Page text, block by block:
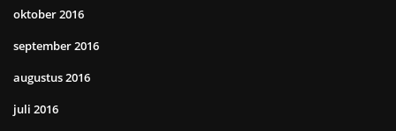
oktober 2016
september 2016
augustus 2016
juli 2016